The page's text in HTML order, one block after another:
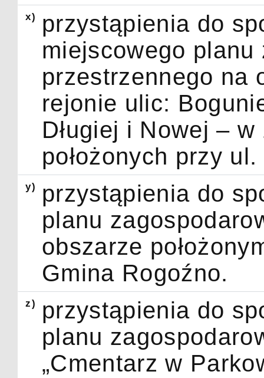
x)
przystąpienia do
miejscowego
przestrzennego na
rejonie ulic:
Długiej i Nowej –
położonych przy
y)
przystąpienia do
planu
obszarze
Gmina Rogoźno.
z)
przystąpienia do
planu
„Cmentarz w